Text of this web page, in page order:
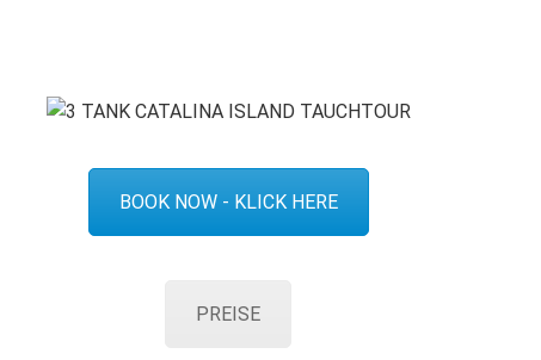
BOOK NOW - KLICK HERE
PREISE